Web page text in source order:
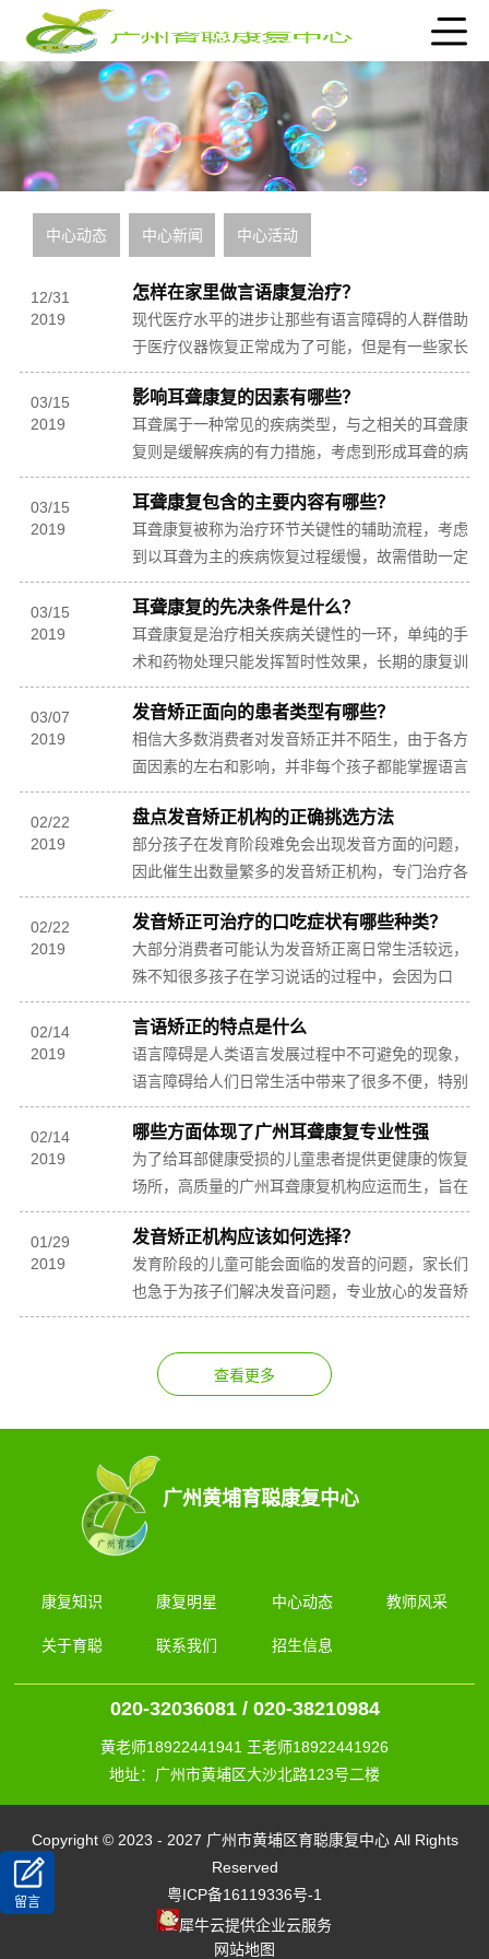
中心动态 中心新闻 中心活动
12/31
2019
怎样在家里做言语康复治疗？
现代医疗水平的进步让那些有语言障碍的人群借助
于医疗仪器恢复正常成为了可能，但是有一些家长
认为孩子只要到相应的康复机构中接受言语康复治
疗就万事...
03/15
2019
影响耳聋康复的因素有哪些？
耳聋属于一种常见的疾病类型，与之相关的耳聋康
复则是缓解疾病的有力措施，考虑到形成耳聋的病
因各有不同，康复方案会有相应的侧重。作为国内
专业的耳...
03/15
2019
耳聋康复包含的主要内容有哪些？
耳聋康复被称为治疗环节关键性的辅助流程，考虑
到以耳聋为主的疾病恢复过程缓慢，故需借助一定
量的康复训练来推动整个进程。像国内专业的耳聋
康复医院...
03/15
2019
耳聋康复的先决条件是什么？
耳聋康复是治疗相关疾病关键性的一环，单纯的手
术和药物处理只能发挥暂时性效果，长期的康复训
练将有助于听力的尽快恢复。假如消费者对耳聋康
复找哪家...
03/07
2019
发音矫正面向的患者类型有哪些？
相信大多数消费者对发音矫正并不陌生，由于各方
面因素的左右和影响，并非每个孩子都能掌握语言
的争取表述方法，所以才催生出专业放心的发音矫
正机构。...
02/22
2019
盘点发音矫正机构的正确挑选方法
部分孩子在发育阶段难免会出现发音方面的问题，
因此催生出数量繁多的发音矫正机构，专门治疗各
种各样的发音问题。有需求的消费者倾向于选择专
业放心的...
02/22
2019
发音矫正可治疗的口吃症状有哪些种类？
大部分消费者可能认为发音矫正离日常生活较远，
殊不知很多孩子在学习说话的过程中，会因为口
吃、五音不全、吐字不清晰等原因，无法流利的说
出完成的词...
02/14
2019
言语矫正的特点是什么
语言障碍是人类语言发展过程中不可避免的现象，
语言障碍给人们日常生活中带来了很多不便，特别
是对儿童的未来发展影响深远。很多父母这发现孩
子患有语...
02/14
2019
哪些方面体现了广州耳聋康复专业性强
为了给耳部健康受损的儿童患者提供更健康的恢复
场所，高质量的广州耳聋康复机构应运而生，旨在
更好的通过专业有保障的教学开展，科学的引导落
实，为耳...
01/29
2019
发音矫正机构应该如何选择？
发育阶段的儿童可能会面临的发音的问题，家长们
也急于为孩子们解决发音问题，专业放心的发音矫
正课程的机构的系统发音纠正课程成为了家长的首
广州黄埔育聪康复中心
康复知识 康复明星 中心动态 教师风采
关于育聪 联系我们 招生信息
020-32036081 / 020-38210984
黄老师18922441941 王老师18922441926
地址：广州市黄埔区大沙北路123号二楼
Copyright © 2023 - 2027 广州市黄埔区育聪康复中心 All Rights
Reserved
粤ICP备16119336号-1
犀牛云提供企业云服务
网站地图
留言